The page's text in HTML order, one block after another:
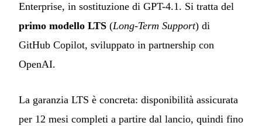
Enterprise, in sostituzione di GPT-4.1. Si tratta del
primo modello LTS (Long-Term Support) di
GitHub Copilot, sviluppato in partnership con
OpenAI.
La garanzia LTS è concreta: disponibilità assicurata
per 12 mesi completi a partire dal lancio, quindi fino